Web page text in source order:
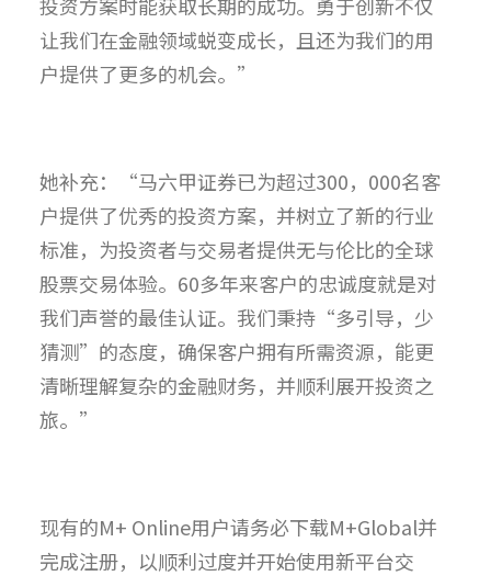
让我们在金融领域蜕变成长，且还为我们的用
户提供了更多的机会。”
她补充：“马六甲证券已为超过300，000名客
户提供了优秀的投资方案，并树立了新的行业
标准，为投资者与交易者提供无与伦比的全球
股票交易体验。60多年来客户的忠诚度就是对
我们声誉的最佳认证。我们秉持“多引导，少
猜测”的态度，确保客户拥有所需资源，能更
清晰理解复杂的金融财务，并顺利展开投资之
旅。”
现有的M+ Online用户请务必下载M+Global并
完成注册，以顺利过度并开始使用新平台交